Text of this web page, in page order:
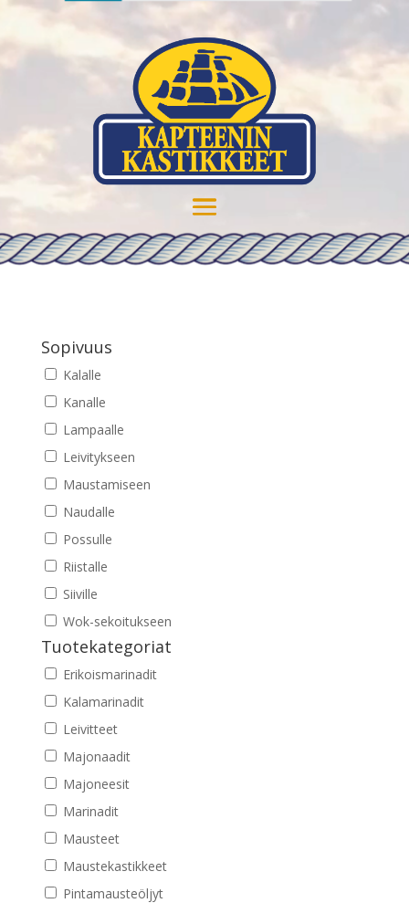
Sopivuus
Kalalle
Kanalle
Lampaalle
Leivitykseen
Maustamiseen
Naudalle
Possulle
Riistalle
Siiville
Wok-sekoitukseen
Tuotekategoriat
Erikoismarinadit
Kalamarinadit
Leivitteet
Majonaadit
Majoneesit
Marinadit
Mausteet
Maustekastikkeet
Pintamausteöljyt